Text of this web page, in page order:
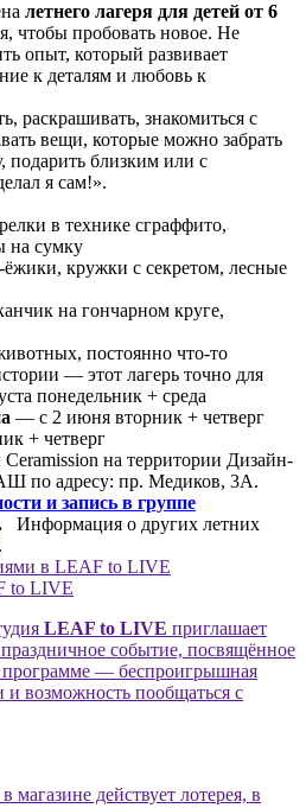
летнего лагеря для детей от 6
чтобы пробовать новое. Не
опыт, который развивает
к деталям и любовь к
раскрашивать, знакомиться с
вещи, которые можно забрать
подарить близким или с
я сам!».
в технике сграффито,
на сумку
кружки с секретом, лесные
на гончарном круге,
постоянно что-то
— этот лагерь точно для
понедельник + среда
— с 2 июня вторник + четверг
+ четверг
Ceramission на территории Дизайн-
по адресу: пр. Медиков, 3А.
и запись в группе
Информация о других летних
.
to LIVE
LEAF to LIVE приглашает
событие, посвящённое
— беспроигрышная
и возможность пообщаться с
действует лотерея, в